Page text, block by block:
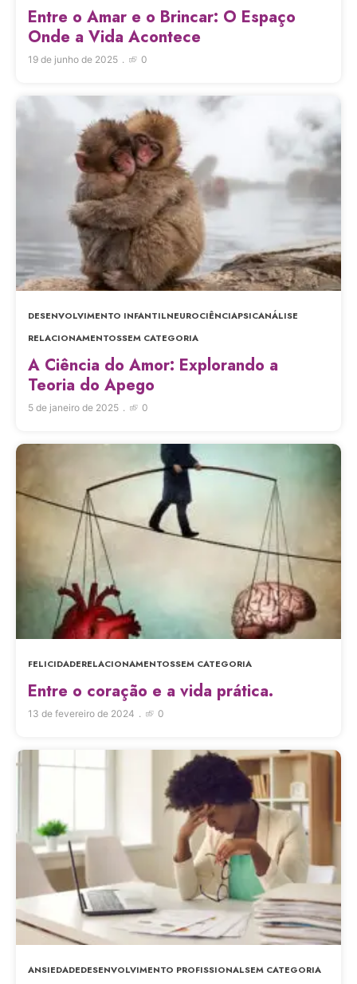
Entre o Amar e o Brincar: O Espaço
Onde a Vida Acontece
19 de junho de 2025 0
DESENVOLVIMENTO INFANTILNEUROCIÊNCIAPSICANÁLISE
RELACIONAMENTOSSEM CATEGORIA
A Ciência do Amor: Explorando a
Teoria do Apego
5 de janeiro de 2025 0
FELICIDADERELACIONAMENTOSSEM CATEGORIA
Entre o coração e a vida prática.
13 de fevereiro de 2024 0
ANSIEDADEDESENVOLVIMENTO PROFISSIONALSEM CATEGORIA